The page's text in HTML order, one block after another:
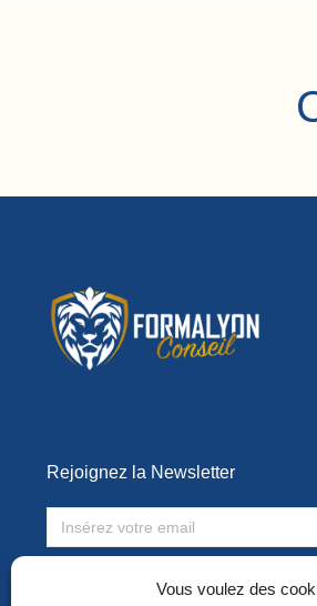
Vous voulez des
Rejoignez la Newsletter
Toute l’actualité de la formation en